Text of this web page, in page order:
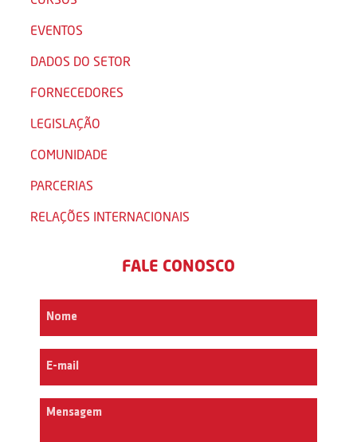
EVENTOS
DADOS DO SETOR
FORNECEDORES
LEGISLAÇÃO
COMUNIDADE
PARCERIAS
RELAÇÕES INTERNACIONAIS
FALE CONOSCO